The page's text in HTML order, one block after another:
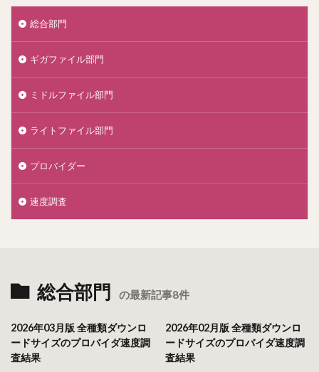
総合部門
ギガファイル部門
ミドルファイル部門
ライトファイル部門
プロバイダー
速度調査
総合部門 の最新記事8件
2026年03月版 全種類ダウンロ
ードサイズのプロバイダ速度調
査結果
2026年02月版 全種類ダウンロ
ードサイズのプロバイダ速度調
査結果